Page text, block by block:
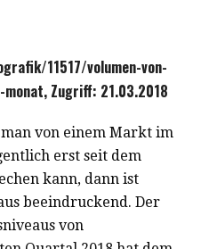
11517/volumen-von-
, Zugriff: 21.03.2018
von einem Markt im
erst seit dem
kann, dann ist
beeindruckend. Der
von